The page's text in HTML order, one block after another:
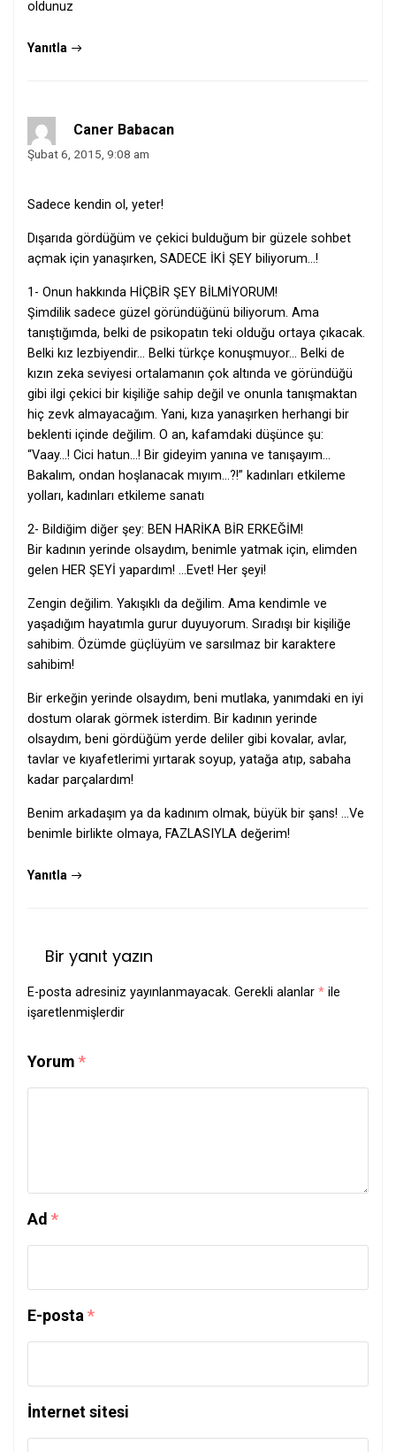
oldunuz
Yanıtla
Caner Babacan
Şubat 6, 2015, 9:08 am
Sadece kendin ol, yeter!
Dışarıda gördüğüm ve çekici bulduğum bir güzele sohbet
açmak için yanaşırken, SADECE İKİ ŞEY biliyorum…!
1- Onun hakkında HİÇBİR ŞEY BİLMİYORUM!
Şimdilik sadece güzel göründüğünü biliyorum. Ama
tanıştığımda, belki de psikopatın teki olduğu ortaya çıkacak.
Belki kız lezbiyendir… Belki türkçe konuşmuyor… Belki de
kızın zeka seviyesi ortalamanın çok altında ve göründüğü
gibi ilgi çekici bir kişiliğe sahip değil ve onunla tanışmaktan
hiç zevk almayacağım. Yani, kıza yanaşırken herhangi bir
beklenti içinde değilim. O an, kafamdaki düşünce şu:
“Vaay…! Cici hatun…! Bir gideyim yanına ve tanışayım…
Bakalım, ondan hoşlanacak mıyım…?!” kadınları etkileme
yolları, kadınları etkileme sanatı
2- Bildiğim diğer şey: BEN HARİKA BİR ERKEĞİM!
Bir kadının yerinde olsaydım, benimle yatmak için, elimden
gelen HER ŞEYİ yapardım! …Evet! Her şeyi!
Zengin değilim. Yakışıklı da değilim. Ama kendimle ve
yaşadığım hayatımla gurur duyuyorum. Sıradışı bir kişiliğe
sahibim. Özümde güçlüyüm ve sarsılmaz bir karaktere
sahibim!
Bir erkeğin yerinde olsaydım, beni mutlaka, yanımdaki en iyi
dostum olarak görmek isterdim. Bir kadının yerinde
olsaydım, beni gördüğüm yerde deliler gibi kovalar, avlar,
tavlar ve kıyafetlerimi yırtarak soyup, yatağa atıp, sabaha
kadar parçalardım!
Benim arkadaşım ya da kadınım olmak, büyük bir şans! …Ve
benimle birlikte olmaya, FAZLASIYLA değerim!
Yanıtla
Bir yanıt yazın
E-posta adresiniz yayınlanmayacak. Gerekli alanlar * ile
işaretlenmişlerdir
Yorum *
Ad *
E-posta *
İnternet sitesi